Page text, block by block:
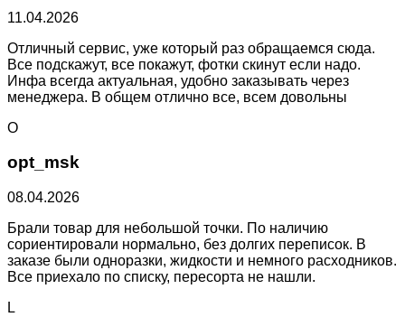
11.04.2026
Отличный сервис, уже который раз обращаемся сюда.
Все подскажут, все покажут, фотки скинут если надо.
Инфа всегда актуальная, удобно заказывать через
менеджера. В общем отлично все, всем довольны
O
opt_msk
08.04.2026
Брали товар для небольшой точки. По наличию
сориентировали нормально, без долгих переписок. В
заказе были одноразки, жидкости и немного расходников.
Все приехало по списку, пересорта не нашли.
L